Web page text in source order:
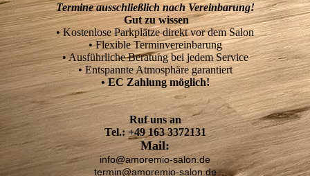
Termine ausschließlich nach Vereinbarung!
Gut zu wissen
• Kostenlose Parkplätze direkt vor dem Salon
• Flexible Terminvereinbarung
• Ausführliche Beratung bei jedem Service
• Entspannte Atmosphäre garantiert
• EC Zahlung möglich!
Ruf uns an
Tel.: +49 163 3372131
Mail:
info@amoremio-salon.de
termin@amoremio-salon.de